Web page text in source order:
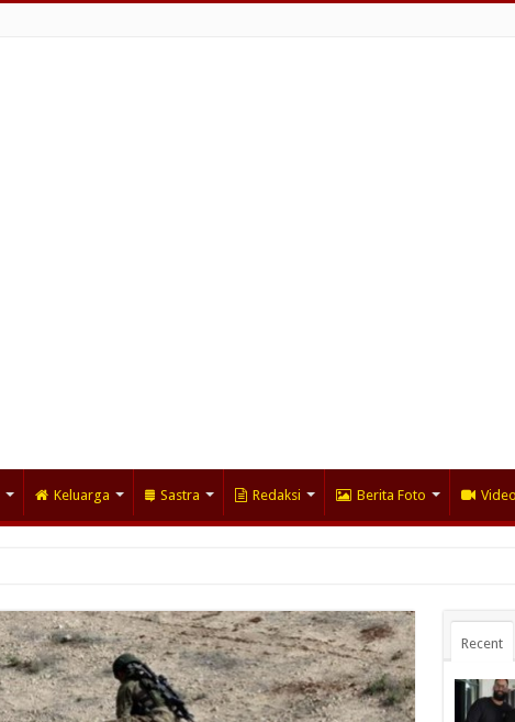
Keluarga Sastra Redaksi Berita Foto Video
Recent